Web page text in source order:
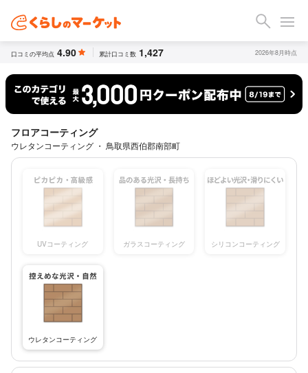
口コミの平均点 4.90 累計口コミ数 1,427 2026年8月時点
フロアコーティング
ウレタンコーティング ・ 鳥取県西伯郡南部町
UVコーティング ガラスコーティング シリコンコーティング
ウレタンコーティング